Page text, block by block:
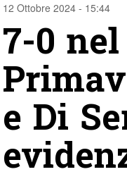
12 Ottobre 2024 - 15:44
7-0
e Di